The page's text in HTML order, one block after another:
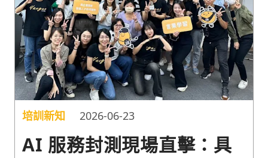
培訓新知 2026-06-23
AI 服務封測現場直擊：具